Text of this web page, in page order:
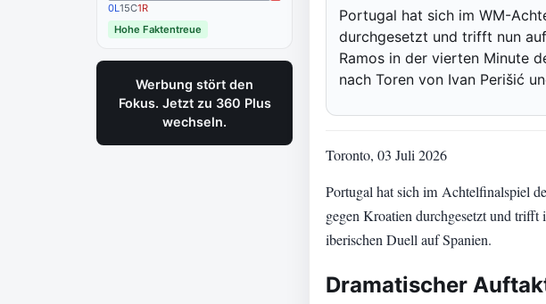
0L15C1R
Hohe Faktentreue
Werbung stört den
Fokus. Jetzt zu 360 Plus
wechseln.
Portugal hat sich im WM-
durchgesetzt und trifft nun
Ramos in der vierten Minute
nach Toren von Ivan Perišić
Toronto, 03 Juli 2026
Portugal hat sich im Achtelfinalspiel
gegen Kroatien durchgesetzt und
iberischen Duell auf Spanien.
Dramatischer